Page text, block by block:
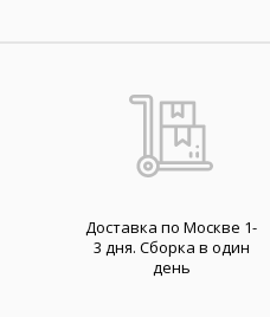
Доставка по Москве 1-
3 дня. Cборка в один
день